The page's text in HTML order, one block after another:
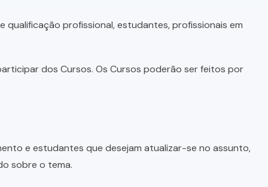
profissional, estudantes, profissionais em
dos Cursos. Os Cursos poderão ser feitos por
e estudantes que desejam atualizar-se no assunto,
sobre o tema.